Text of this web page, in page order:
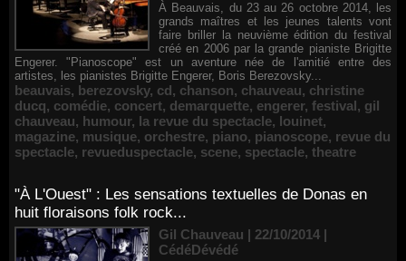
À Beauvais, du 23 au 26 octobre 2014, les
grands maîtres et les jeunes talents vont
faire briller la neuvième édition du festival
créé en 2006 par la grande pianiste Brigitte
Engerer. "Pianoscope" est un aventure née de l'amitié entre des
artistes, les pianistes Brigitte Engerer, Boris Berezovsky...
beauvais, berezovsky, cd, chanson, chauveau, christine
ducq, comédie, concert, demarquette, engerer, festival, gil
chauveau, humour, la revue du spectacle, louinet,
magazine, musique, orchestre, piano, pianoscope, revue du
spectacle, revueduspectacle, scene, spectacle, theatre
"À L'Ouest" : Les sensations textuelles de Donas en
huit floraisons folk rock...
Gil Chauveau | 22/10/2014 |
CédéDévédé